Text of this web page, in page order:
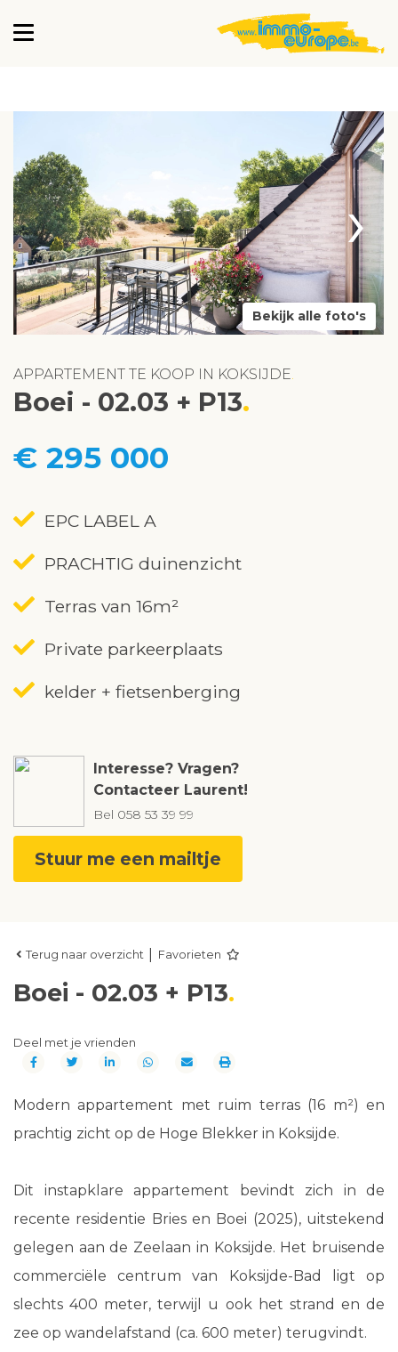
›
Bekijk alle foto's
APPARTEMENT TE KOOP IN KOKSIJDE
Boei - 02.03 + P13
€ 295 000
EPC LABEL A
PRACHTIG duinenzicht
Terras van 16m²
Private parkeerplaats
kelder + fietsenberging
Interesse? Vragen?
Contacteer Laurent!
Bel 058 53 39 99
Stuur me een mailtje
Terug naar overzicht Favorieten
Boei - 02.03 + P13
Deel met je vrienden
Modern appartement met ruim terras (16 m²) en
prachtig zicht op de Hoge Blekker in Koksijde.
Dit instapklare appartement bevindt zich in de
recente residentie Bries en Boei (2025), uitstekend
gelegen aan de Zeelaan in Koksijde. Het bruisende
commerciële centrum van Koksijde-Bad ligt op
slechts 400 meter, terwijl u ook het strand en de
zee op wandelafstand (ca. 600 meter) terugvindt.